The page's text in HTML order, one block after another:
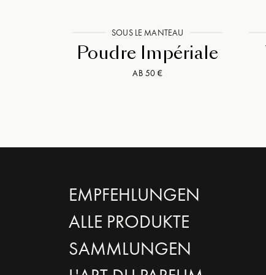
SOUS LE MANTEAU
Poudre Impériale
AB 50 €
EMPFEHLUNGEN
ALLE PRODUKTE
SAMMLUNGEN